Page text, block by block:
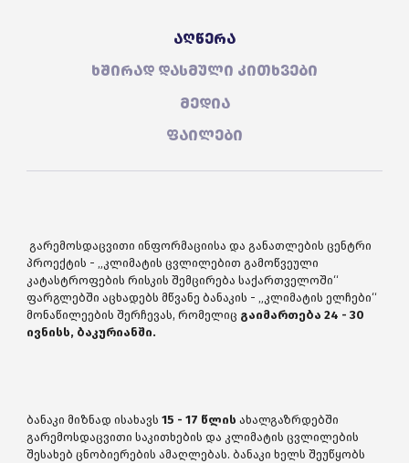
აღწერა
ხშირად დასმული კითხვები
მედია
ფაილები
გარემოსდაცვითი ინფორმაციისა და განათლების ცენტრი
პროექტის - „კლიმატის ცვლილებით გამოწვეული
კატასტროფების რისკის შემცირება საქართველოში“
ფარგლებში აცხადებს მწვანე ბანაკის - „კლიმატის ელჩები“
მონაწილეების შერჩევას, რომელიც გაიმართება 24 - 30
ივნისს, ბაკურიანში.
ბანაკი მიზნად ისახავს15 - 17 წლის ახალგაზრდებში
გარემოსდაცვითი საკითხების და კლიმატის ცვლილების
შესახებ ცნობიერების ამაღლებას. ბანაკი ხელს შეუწყობს